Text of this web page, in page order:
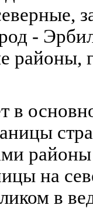
-
районы,
в
на
в